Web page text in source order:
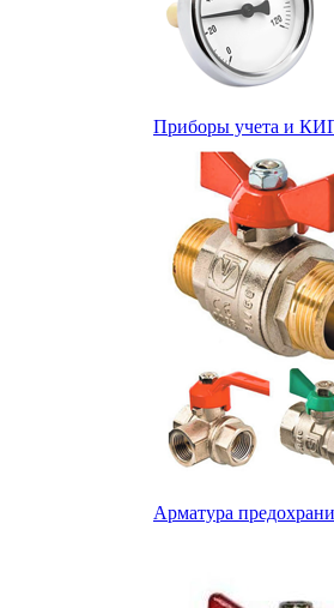
Приборы учета и
Арматура